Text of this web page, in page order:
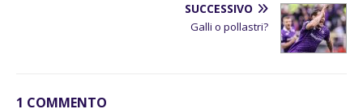
SUCCESSIVO
Galli o pollastri?
1 COMMENTO